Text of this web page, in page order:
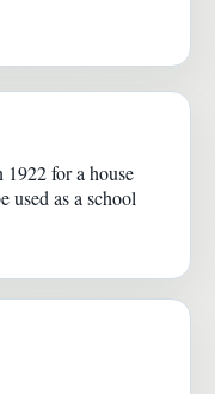
for a house
used as a school